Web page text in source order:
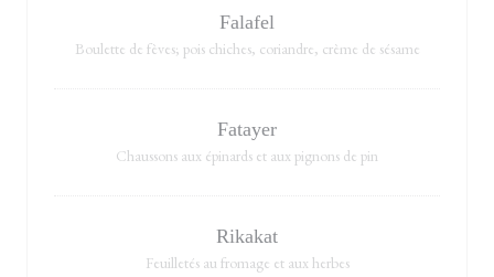
Falafel
Boulette de fèves; pois chiches, coriandre, crème de sésame
Fatayer
Chaussons aux épinards et aux pignons de pin
Rikakat
Feuilletés au fromage et aux herbes